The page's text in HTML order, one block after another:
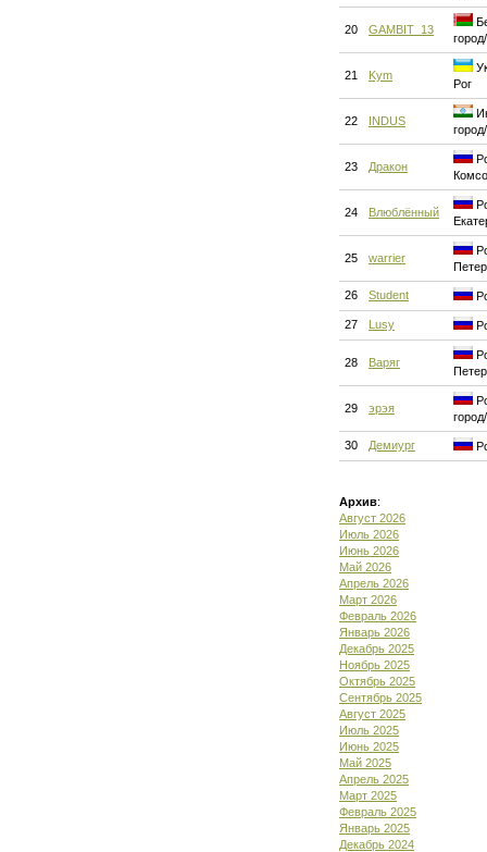
20 GAMBIT_13
21 Kym
Рог
22 INDUS
23 Дракон
24 Влюблённый
25 warrier
26 Student
27 Lusy
28 Варяг
29 эрэя
30 Демиург
Архив:
Август 2026
Июль 2026
Июнь 2026
Май 2026
Апрель 2026
Март 2026
Февраль 2026
Январь 2026
Декабрь 2025
Ноябрь 2025
Октябрь 2025
Сентябрь 2025
Август 2025
Июль 2025
Июнь 2025
Май 2025
Апрель 2025
Март 2025
Февраль 2025
Январь 2025
Декабрь 2024